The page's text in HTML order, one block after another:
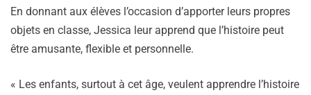
En donnant aux élèves l’occasion d’apporter leurs propres
objets en classe, Jessica leur apprend que l’histoire peut
être amusante, flexible et personnelle.
« Les enfants, surtout à cet âge, veulent apprendre l’histoire